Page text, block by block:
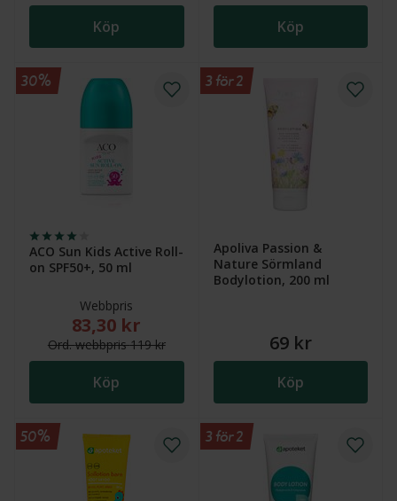
Köp Köp
ACO Sun Kids Active Roll-
on SPF50+, 50 ml
Webbpris
Nytt reducerat pris: 83,30 kr. Ordinarie webbpris
83,30 kr
Ord.webbpris119 kr
Köp
30%
Apoliva Passion &
Nature Sörmland
Bodylotion, 200 ml
69 kr
Köp
3 för 2
50% 3 för 2